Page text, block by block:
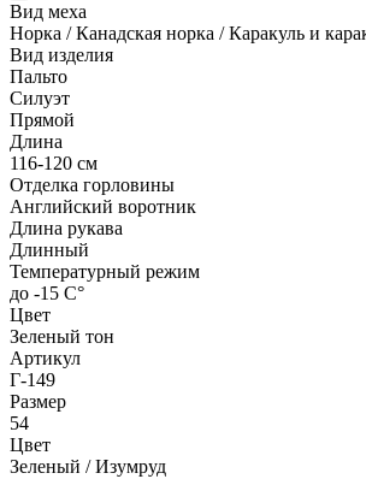
Вид меха
Норка / Канадская норка / Каракуль и
Вид изделия
Пальто
Силуэт
Прямой
Длина
116-120 см
Отделка горловины
Английский воротник
Длина рукава
Длинный
Температурный режим
до -15 С°
Цвет
Зеленый тон
Артикул
Г-149
Размер
54
Цвет
Зеленый / Изумруд